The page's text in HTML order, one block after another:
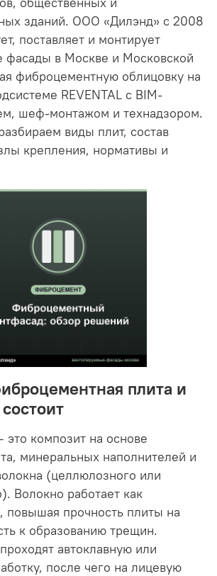
зданий. ООО «Дилэнд» с 2008
поставляет и монтирует
фасады в Москве и Московской
фиброцементную облицовку на
REVENTAL с BIM-
шеф-монтажом и технадзором.
виды плит, состав
крепления, нормативы и
плита и
композит на основе
минеральных наполнителей и
(целлюлозного или
Волокно работает как
повышая прочность плиты на
к образованию трещин.
автоклавную или
после чего на лицевую